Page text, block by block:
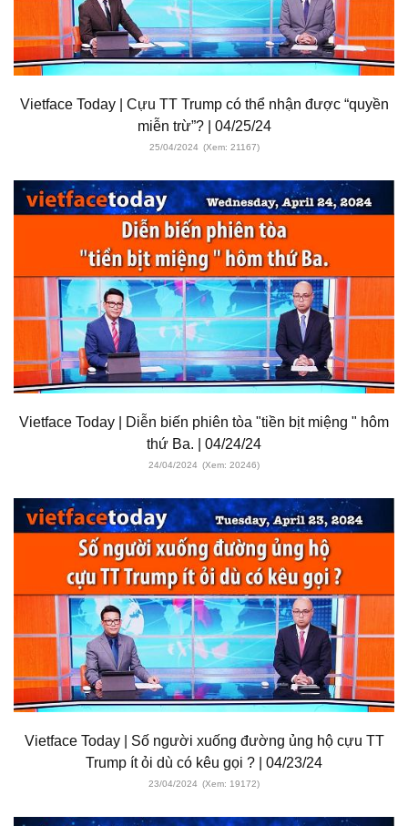
Vietface Today | Cựu TT Trump có thể nhận được “quyền
miễn trừ”? | 04/25/24
25/04/2024 (Xem: 21167)
Vietface Today | Diễn biến phiên tòa "tiền bịt miệng " hôm
thứ Ba. | 04/24/24
24/04/2024 (Xem: 20246)
Vietface Today | Số người xuống đường ủng hộ cựu TT
Trump ít ỏi dù có kêu gọi ? | 04/23/24
23/04/2024 (Xem: 19172)